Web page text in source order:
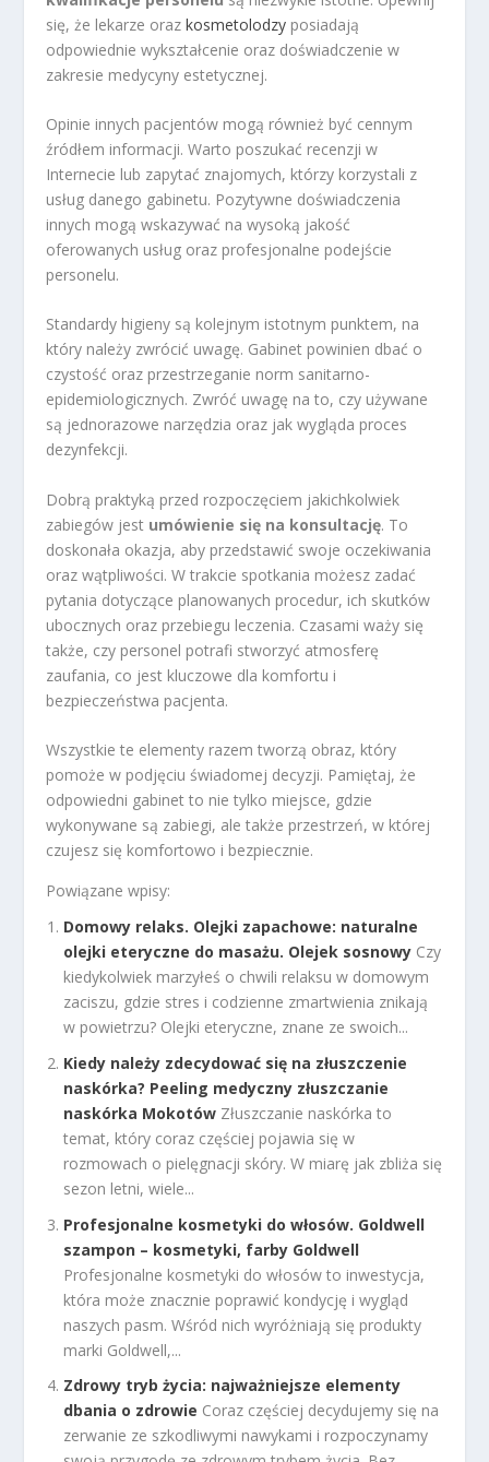
się, że lekarze orazkosmetolodzy posiadają
odpowiednie wykształcenie oraz doświadczenie w
zakresie medycyny estetycznej.
Opinie innych pacjentów mogą również być cennym
źródłem informacji. Warto poszukać recenzji w
Internecie lub zapytać znajomych, którzy korzystali z
usług danego gabinetu. Pozytywne doświadczenia
innych mogą wskazywać na wysoką jakość
oferowanych usług oraz profesjonalne podejście
personelu.
Standardy higieny są kolejnym istotnym punktem, na
który należy zwrócić uwagę. Gabinet powinien dbać o
czystość oraz przestrzeganie norm sanitarno-
epidemiologicznych. Zwróć uwagę na to, czy używane
są jednorazowe narzędzia oraz jak wygląda proces
dezynfekcji.
Dobrą praktyką przed rozpoczęciem jakichkolwiek
zabiegów jest umówienie się na konsultację. To
doskonała okazja, aby przedstawić swoje oczekiwania
oraz wątpliwości. W trakcie spotkania możesz zadać
pytania dotyczące planowanych procedur, ich skutków
ubocznych oraz przebiegu leczenia. Czasami waży się
także, czy personel potrafi stworzyć atmosferę
zaufania, co jest kluczowe dla komfortu i
bezpieczeństwa pacjenta.
Wszystkie te elementy razem tworzą obraz, który
pomoże w podjęciu świadomej decyzji. Pamiętaj, że
odpowiedni gabinet to nie tylko miejsce, gdzie
wykonywane są zabiegi, ale także przestrzeń, w której
czujesz się komfortowo i bezpiecznie.
Powiązane wpisy:
Domowy relaks. Olejki zapachowe: naturalne
olejki eteryczne do masażu. Olejek sosnowy Czy
kiedykolwiek marzyłeś o chwili relaksu w domowym
zaciszu, gdzie stres i codzienne zmartwienia znikają
w powietrzu? Olejki eteryczne, znane ze swoich...
Kiedy należy zdecydować się na złuszczenie
naskórka? Peeling medyczny złuszczanie
naskórka Mokotów Złuszczanie naskórka to
temat, który coraz częściej pojawia się w
rozmowach o pielęgnacji skóry. W miarę jak zbliża się
sezon letni, wiele...
Profesjonalne kosmetyki do włosów. Goldwell
szampon – kosmetyki, farby Goldwell
Profesjonalne kosmetyki do włosów to inwestycja,
która może znacznie poprawić kondycję i wygląd
naszych pasm. Wśród nich wyróżniają się produkty
marki Goldwell,...
Zdrowy tryb życia: najważniejsze elementy
dbania o zdrowie Coraz częściej decydujemy się na
zerwanie ze szkodliwymi nawykami i rozpoczynamy